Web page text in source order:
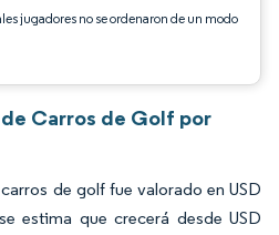
jugadores no se ordenaron de un modo
Carros de Golf por
de golf fue valorado en USD
estima que crecerá desde USD